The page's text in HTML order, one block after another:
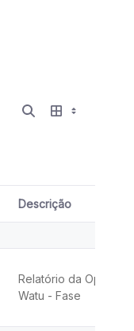
Descrição
Relatório da
Watu - Fase